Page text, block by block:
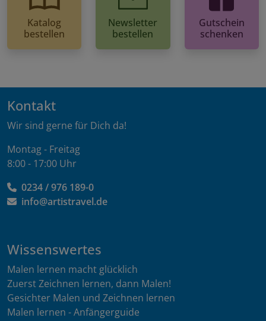
Katalog
bestellen
Newsletter
bestellen
Gutschein
schenken
Kontakt
Wir sind gerne für Dich da!
Montag - Freitag
8:00 - 17:00 Uhr
0234 / 976 189-0
info@artistravel.de
Wissenswertes
Malen lernen macht glücklich
Zuerst Zeichnen lernen, dann Malen!
Gesichter Malen und Zeichnen lernen
Malen lernen - Anfängerguide